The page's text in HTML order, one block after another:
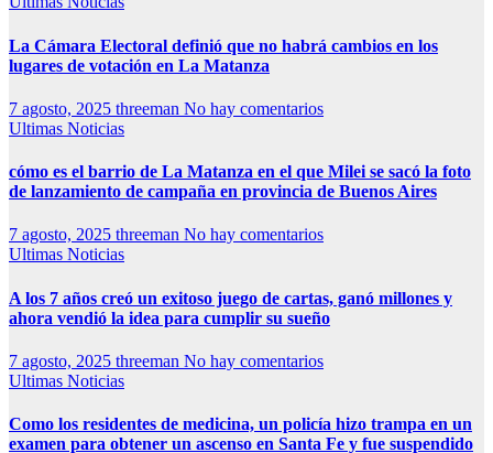
La Cámara Electoral definió que no habrá cambios en los
lugares de votación en La Matanza
7 agosto, 2025 threeman No hay comentarios
Ultimas Noticias
cómo es el barrio de La Matanza en el que Milei se sacó la foto
de lanzamiento de campaña en provincia de Buenos Aires
7 agosto, 2025 threeman No hay comentarios
Ultimas Noticias
A los 7 años creó un exitoso juego de cartas, ganó millones y
ahora vendió la idea para cumplir su sueño
7 agosto, 2025 threeman No hay comentarios
Ultimas Noticias
Como los residentes de medicina, un policía hizo trampa en un
examen para obtener un ascenso en Santa Fe y fue suspendido